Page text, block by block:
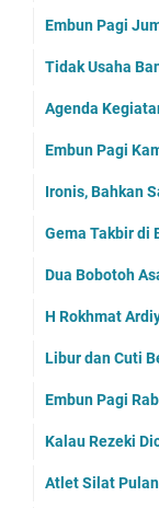
Embun Pagi
Tidak Usaha
Agenda
Embun Pagi
Ironis, Bahkan
Gema Takbir di
Dua Bobotoh
H Rokhmat
Libur dan Cuti
Embun Pagi
Kalau Rezeki
Atlet Silat